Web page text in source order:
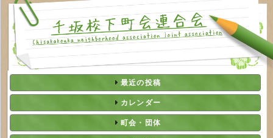
最近の投稿
カレンダー
町会・団体